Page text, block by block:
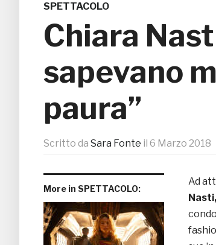
SPETTACOLO
Chiara
sapevano
paura”
Scritto da Sara Fonte il 6 Marzo 2018
More in SPETTACOLO:
Ad
Nasti,